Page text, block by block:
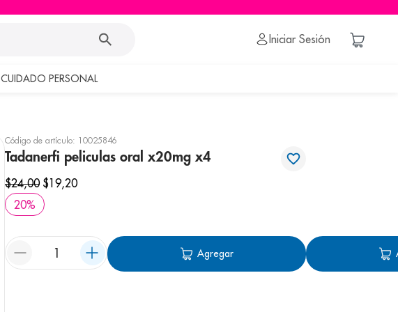
Iniciar Sesión
CUIDADO PERSONAL
Código de artículo: 10025846
Tadanerfi peliculas oral x20mg x4
$24,00 $19,20
20%
Agregar